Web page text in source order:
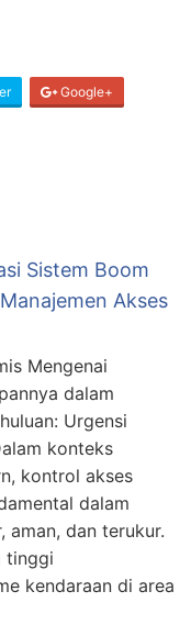
Google+
Sistem Boom
Akses
Mengenai
dalam
Urgensi
konteks
kontrol akses
dalam
aman, dan terukur.
tinggi
kendaraan di area